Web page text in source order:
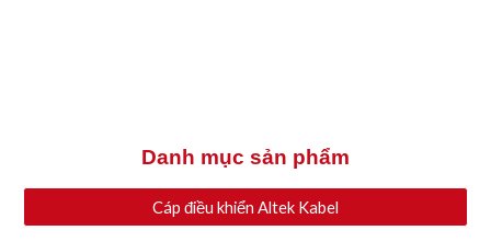
Danh mục sản phẩm
Cáp điều khiển Altek Kabel